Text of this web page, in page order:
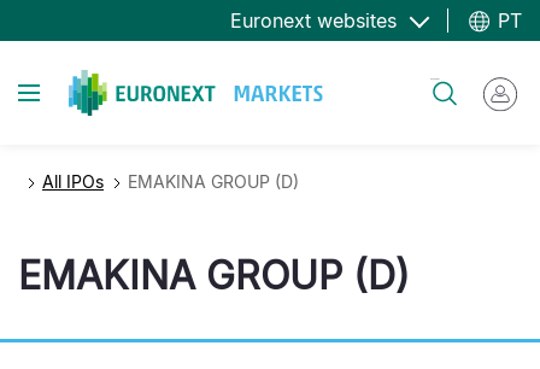
para
conteúdo
Euronext websites PT
Toggle navigation
All IPOs EMAKINA GROUP (D)
EMAKINA GROUP (D)